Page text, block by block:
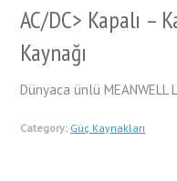
AC/DC> Kapalı –
Kaynağı
Dünyaca ünlü MEANWELL
Category: Güç Kaynakları